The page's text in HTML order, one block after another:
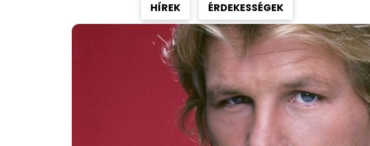
HÍREK ÉRDEKESSÉGEK